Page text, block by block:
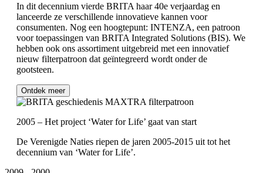
In dit decennium vierde BRITA haar 40e verjaardag en
lanceerde ze verschillende innovatieve kannen voor
consumenten. Nog een hoogtepunt: INTENZA, een patroon
voor toepassingen van BRITA Integrated Solutions (BIS). We
hebben ook ons assortiment uitgebreid met een innovatief
nieuw filterpatroon dat geïntegreerd wordt onder de
gootsteen.
Ontdek meer
2005 – Het project ‘Water for Life’ gaat van start
De Verenigde Naties riepen de jaren 2005-2015 uit tot het
decennium van ‘Water for Life’.